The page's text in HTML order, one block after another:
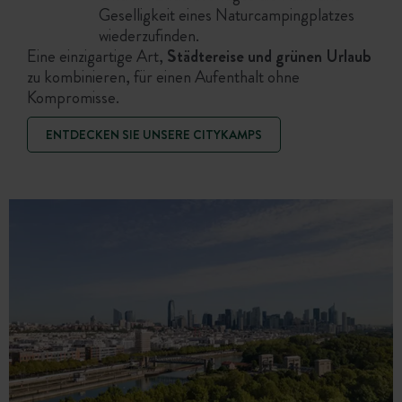
Geselligkeit eines Naturcampingplatzes
wiederzufinden.
Eine einzigartige Art, Städtereise und grünen Urlaub
zu kombinieren, für einen Aufenthalt ohne
Kompromisse.
ENTDECKEN SIE UNSERE CITYKAMPS